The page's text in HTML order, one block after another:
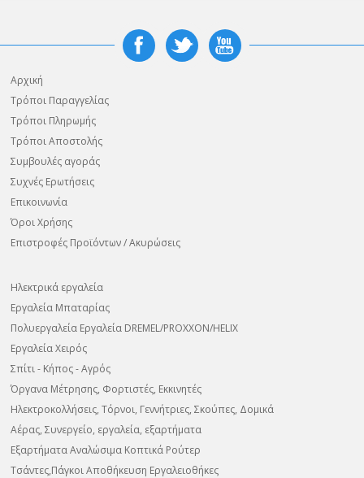
Αρχική
Τρόποι Παραγγελίας
Τρόποι Πληρωμής
Τρόποι Αποστολής
Συμβουλές αγοράς
Συχνές Ερωτήσεις
Επικοινωνία
Όροι Χρήσης
Επιστροφές Προϊόντων / Ακυρώσεις
Ηλεκτρικά εργαλεία
Εργαλεία Μπαταρίας
Πολυεργαλεία Εργαλεία DREMEL/PROXXON/HELIX
Εργαλεία Χειρός
Σπίτι - Κήπος - Αγρός
Όργανα Μέτρησης, Φορτιστές, Εκκινητές
Ηλεκτροκολλήσεις, Τόρνοι, Γεννήτριες, Σκούπες, Δομικά
Αέρας, Συνεργείο, εργαλεία, εξαρτήματα
Εξαρτήματα Αναλώσιμα Κοπτικά Ρούτερ
Τσάντες,Πάγκοι Αποθήκευση Εργαλειοθήκες